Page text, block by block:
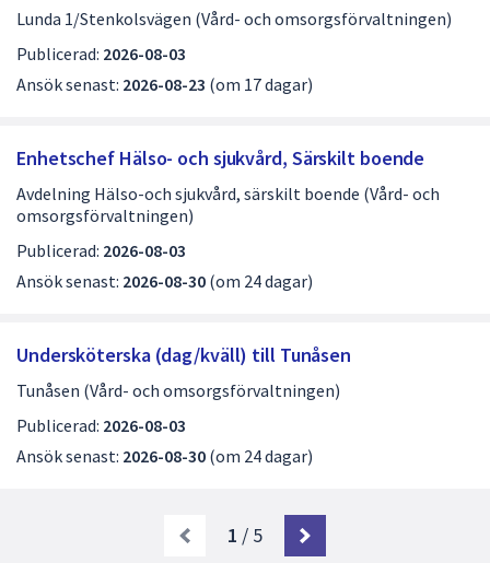
Lunda 1/Stenkolsvägen (Vård- och omsorgsförvaltningen)
Publicerad: 2026-08-03
Ansök senast: 2026-08-23 (om 17 dagar)
Enhetschef Hälso- och sjukvård, Särskilt boende
Avdelning Hälso-och sjukvård, särskilt boende (Vård- och
omsorgsförvaltningen)
Publicerad: 2026-08-03
Ansök senast: 2026-08-30 (om 24 dagar)
Undersköterska (dag/kväll) till Tunåsen
Tunåsen (Vård- och omsorgsförvaltningen)
Publicerad: 2026-08-03
Ansök senast: 2026-08-30 (om 24 dagar)
1 / 5